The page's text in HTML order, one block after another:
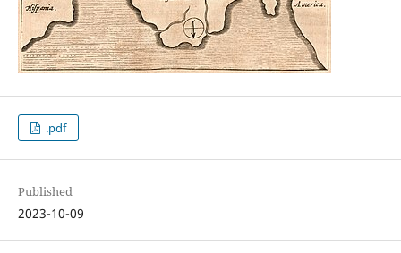
.pdf
Published
2023-10-09